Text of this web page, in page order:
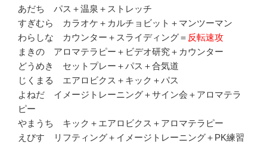
あだち パス＋温泉＋ストレッチ
すぎむら カラオケ＋カルチョビット＋マンツーマン
わらしな カウンター＋スライディング＝ 反転速攻
まきの アロマテラピー＋ビデオ研究＋カウンター
どうめき セットプレー＋パス＋合気道
じくまる エアロビクス＋キック＋パス
よねだ イメージトレーニング＋サイン会＋アロマテラ
ピー
やまうち キック＋エアロビクス＋アロマテラピー
えびす リフティング＋イメージトレーニング＋PK練習